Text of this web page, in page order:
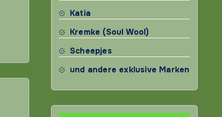
Katia
Kremke (Soul Wool)
Scheepjes
und andere exklusive Marken